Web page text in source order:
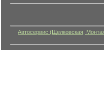
Автосервис (Щелковская,